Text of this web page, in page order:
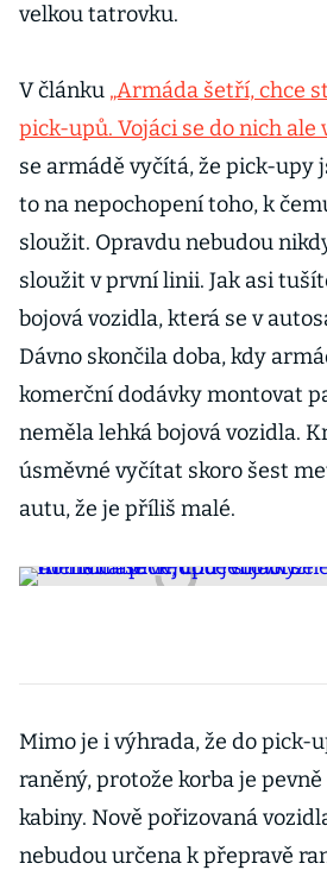
velkou tatrovku.
V článku „Armáda šetří, chce
pick-upů. Vojáci se do nich ale
se armádě vyčítá, že pick-upy
to na nepochopení toho, k
sloužit. Opravdu nebudou
sloužit v první linii. Jak asi
bojová vozidla, která se v
Dávno skončila doba, kdy
komerční dodávky montovat
neměla lehká bojová vozidla.
úsměvné vyčítat skoro šest
autu, že je příliš malé.
Mimo je i výhrada, že do pick-
raněný, protože korba je
kabiny. Nově pořizovaná
nebudou určena k přepravě